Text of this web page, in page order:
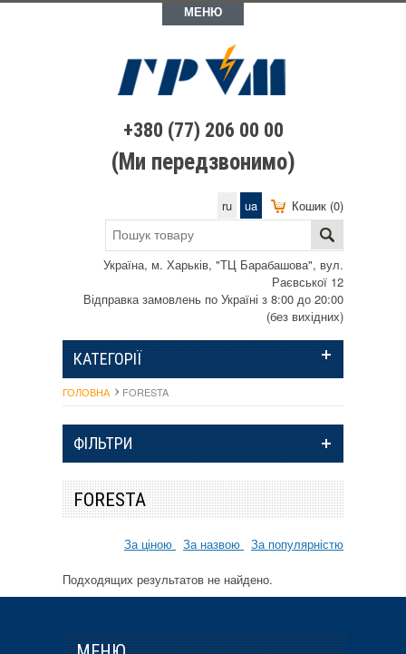
МЕНЮ
+380 (77) 206 00 00
(Ми передзвонимо)
Кошик (0)
ru ua
Україна, м. Харьків, "ТЦ Барабашова", вул.
Раєвської 12
Відправка замовлень по Україні з 8:00 до 20:00
(без вихідних)
КАТЕГОРІЇ
ГОЛОВНА FORESTA
ФІЛЬТРИ
FORESTA
За ціною За назвою За популярністю
Подходящих результатов не найдено.